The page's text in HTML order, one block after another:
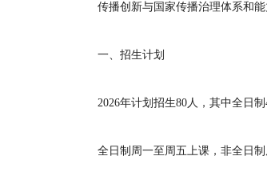
传播创新与国家传播治理体系和能
一、招生计划
2026年计划招生80人，其中全日制
全日制周一至周五上课，非全日